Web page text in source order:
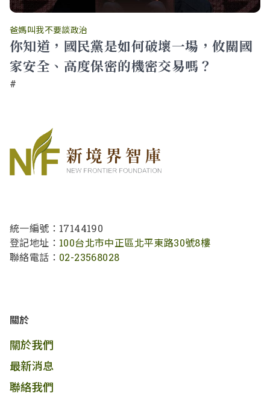
爸媽叫我不要談政治
你知道，國民黨是如何破壞一場，攸關國
家安全、高度保密的機密交易嗎？
#
統一編號：17144190
登記地址： 100台北市中正區北平東路30號8樓
聯絡電話： 02-23568028
關於
關於我們
最新消息
聯絡我們